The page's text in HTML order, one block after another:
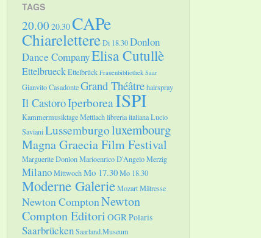
TAGS
20.00 20.30CAPe
ChiarelettereDi 18.30Donlon
Dance CompanyElisa Cutullè
EttelbrueckEttelbrück Frauenbibliothek Saar
Gianvito CasadonteGrand Théâtrehairspray
Il CastoroIperboreaISPI
Kammermusiktage Mettlachlibreria italianaLucio
SavianiLussemburgoluxembourg
Magna Graecia Film Festival
Marguerite DonlonMarioenrico D'AngeloMerzig
MilanoMittwochMo 17.30Mo 18.30
Moderne GalerieMozartMätresse
Newton ComptonNewton
Compton Editori OGRPolaris
SaarbrückenSaarland.Museum